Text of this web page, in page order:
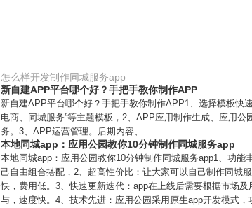
怎么样开发制作同城服务app
新自建APP平台哪个好？手把手教你制作APP
新自建APP平台哪个好？手把手教你制作APP1、选择模板快
电商、同城服务”等主题模板，2、APP应用制作生成、应用
务。3、APP运营管理。后期内容、
本地同城app：应用公园教你10分钟制作同城服务app
本地同城app：应用公园教你10分钟制作同城服务app1、功
己自由组合搭配，2、超高性价比：让大家可以自己制作同城
快，费用低。3、快速更新迭代：app在上线后需要根据市场
与，速度快。4、技术先进：应用公园采用原生app开发模式